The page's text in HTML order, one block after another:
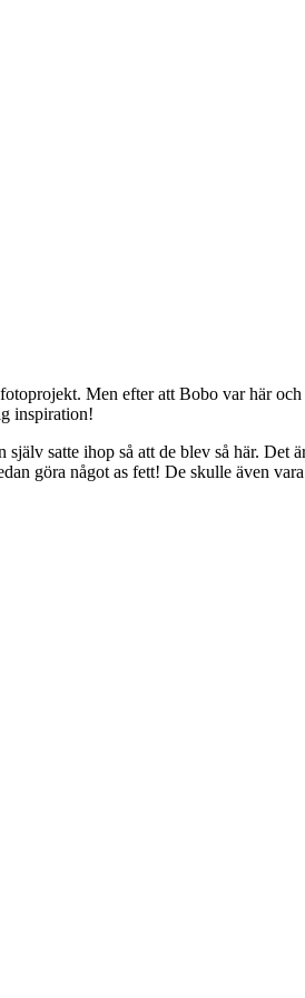
Men efter att Bobo var här
inspiration!
satte ihop så att de blev så här.
göra något as fett! De skulle även